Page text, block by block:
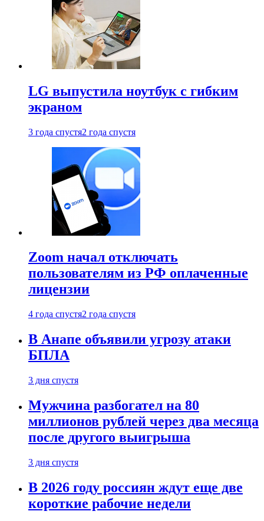
LG выпустила ноутбук с гибким
экраном
3 года спустя2 года спустя
Zoom начал отключать
пользователям из РФ оплаченные
лицензии
4 года спустя2 года спустя
В Анапе объявили угрозу атаки
БПЛА
3 дня спустя
Мужчина разбогател на 80
миллионов рублей через два месяца
после другого выигрыша
3 дня спустя
В 2026 году россиян ждут еще две
короткие рабочие недели